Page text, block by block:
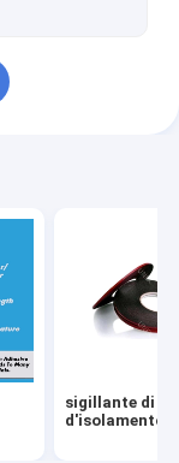
sigillante di
d'isolamento